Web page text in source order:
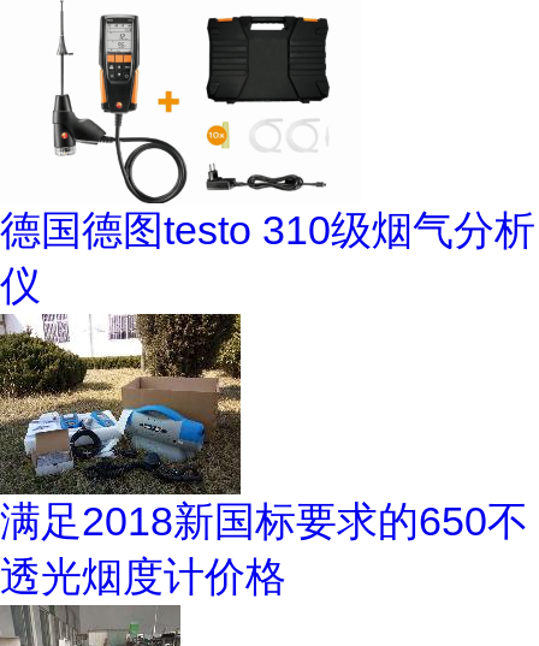
德国德图testo 310级烟气分析
仪
满足2018新国标要求的650不
透光烟度计价格